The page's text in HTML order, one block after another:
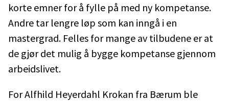
korte emner for å fylle på med ny kompetanse.
Andre tar lengre løp som kan inngå i en
mastergrad. Felles for mange av tilbudene er at
de gjør det mulig å bygge kompetanse gjennom
arbeidslivet.
For Alfhild Heyerdahl Krokan fra Bærum ble